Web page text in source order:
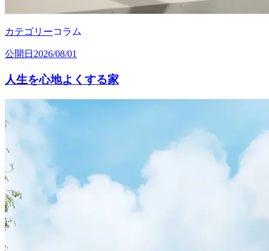
カテゴリーコラム
公開日 2026/08/01
人生を心地よくする家